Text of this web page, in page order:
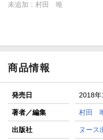
条件達成で楽天限定・宝
エントリー＆条件達成で
未追加： 村田 唯
商品情報
発売日 2018
著者／編集 村田
出版社 ヌース